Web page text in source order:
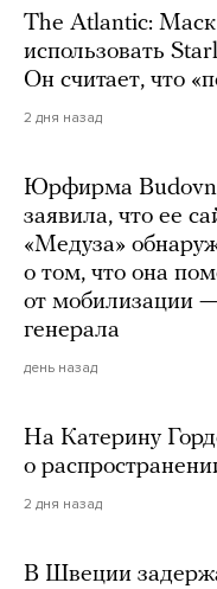
The Atlantic: Маск
использовать
Он считает, что
2 дня назад
Юрфирма
заявила, что ее
«Медуза»
о том, что она
от мобилизации
генерала
день назад
На Катерину
о
2 дня назад
В Швеции